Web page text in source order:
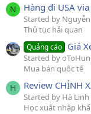
N Hàng đi USA
Started by
Thủ tục hải quan
Quảng cáo Giá
Started by
Mua bán quốc tế
H Review CHÍNH
Started by Hà Linh
Học xuất nhập